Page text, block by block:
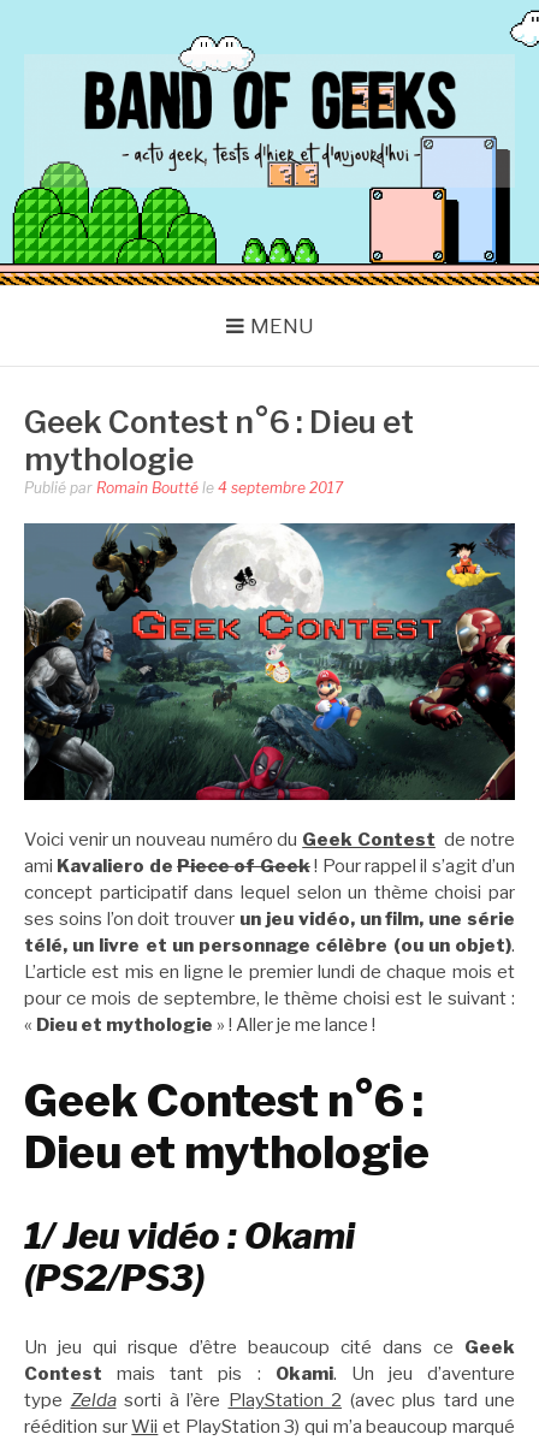
BAND OF GEEKS
Actu Geek d'hier et d'aujourd'hui
MENU
Geek Contest n°6 : Dieu et
mythologie
Publié par Romain Boutté le 4 septembre 2017
Voici venir un nouveau numéro du Geek Contest de notre
ami Kavaliero dePieceof Geek! Pour rappel il s’agit d’un
concept participatif dans lequel selon un thème choisi par
ses soins l’on doit trouver un jeu vidéo, un film, une série
télé, un livre et un personnage célèbre (ou un objet).
L’article est mis en ligne le premier lundi de chaque mois et
pour ce mois de septembre, le thème choisi est le suivant :
« Dieu et mythologie » ! Aller je me lance !
Geek Contest n°6 :
Dieu et mythologie
1/ Jeu vidéo : Okami
(PS2/PS3)
Un jeu qui risque d’être beaucoup cité dans ce Geek
Contestmais tant pis : Okami. Un jeu d’aventure
type Zelda sorti à l’ère PlayStation 2 (avec plus tard une
réédition surWii et PlayStation 3) qui m’a beaucoup marqué